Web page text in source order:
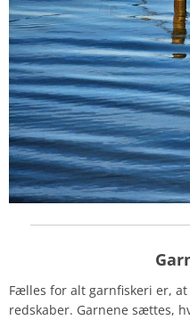
Fælles for alt garnfiskeri er,
redskaber. Garnene sættes,